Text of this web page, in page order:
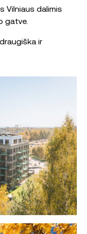
Vilniaus dalimis
gatve.
ir